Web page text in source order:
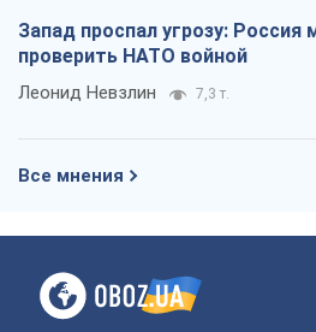
Запад проспал угрозу: Россия
проверить НАТО войной
Леонид Невзлин 7,3 т.
Все мнения